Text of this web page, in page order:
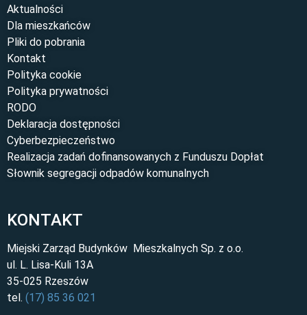
KONTAKT
Miejski Zarząd Budynków Mieszkalnych Sp. z o.o.
ul. L. Lisa-Kuli 13A
35-025 Rzeszów
tel. (17) 85 36 021
Aktualności
Dla mieszkańców
Pliki do pobrania
Kontakt
Polityka cookie
Polityka prywatności
RODO
Deklaracja dostępności
Cyberbezpieczeństwo
Realizacja zadań dofinansowanych z Funduszu Dopłat
Słownik segregacji odpadów komunalnych